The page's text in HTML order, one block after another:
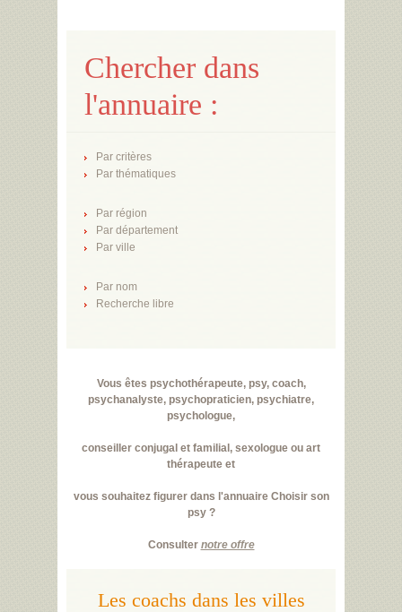
Chercher dans
l'annuaire :
Par critères
Par thématiques
Par région
Par département
Par ville
Par nom
Recherche libre
Vous êtes psychothérapeute, psy, coach,
psychanalyste, psychopraticien, psychiatre,
psychologue,
conseiller conjugal et familial, sexologue ou art
thérapeute et
vous souhaitez figurer dans l'annuaire Choisir son
psy ?
Consulter notre offre
Les coachs dans les villes